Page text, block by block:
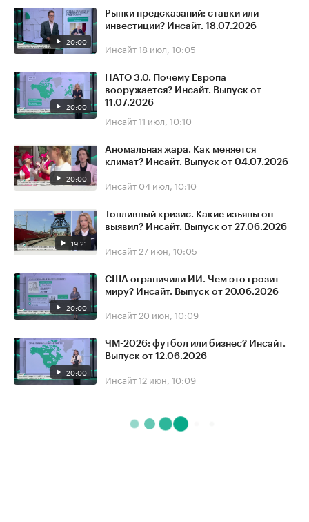
20:00
Рынки предсказаний: ставки или
инвестиции? Инсайт. 18.07.2026
Инсайт18 июл, 10:05
20:00
НАТО 3.0. Почему Европа
вооружается? Инсайт. Выпуск от
11.07.2026
Инсайт11 июл, 10:10
20:00
Аномальная жара. Как меняется
климат? Инсайт. Выпуск от 04.07.2026
Инсайт 04 июл, 10:10
19:21
Топливный кризис. Какие изъяны он
выявил? Инсайт. Выпуск от 27.06.2026
Инсайт 27 июн, 10:05
20:00
США ограничили ИИ. Чем это грозит
миру? Инсайт. Выпуск от 20.06.2026
Инсайт 20 июн, 10:09
20:00
ЧМ-2026: футбол или бизнес? Инсайт.
Выпуск от 12.06.2026
Инсайт12 июн, 10:09